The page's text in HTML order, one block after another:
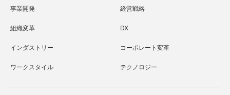
事業開発 経営戦略
組織変革 DX
インダストリー コーポレート変革
ワークスタイル テクノロジー